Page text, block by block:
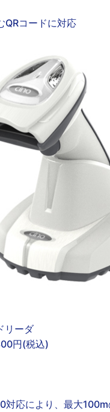
QRコードに対応
リーダ
円(税込)
応により、最大100m